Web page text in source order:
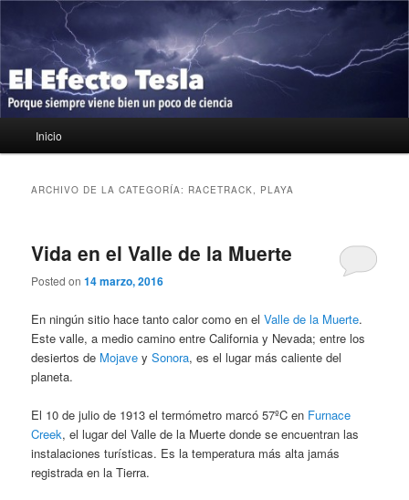
contenido
principal
contenido
secundario
El Efecto Tesla
Porque siempre viene bien un poco de ciencia
principal
Inicio
ARCHIVO DE LA CATEGORÍA: RACETRACK, PLAYA
Vida en el Valle de la Muerte
Posted on14 marzo, 2016
En ningún sitio hace tanto calor como en elValle de la Muerte.
Este valle, a medio camino entre California y Nevada; entre los
desiertos de Mojave ySonora, es el lugar más caliente del
planeta.
El 10 de julio de 1913 el termómetro marcó 57ºC en Furnace
Creek, el lugar del Valle de la Muerte donde se encuentran las
instalaciones turísticas. Es la temperatura más alta jamás
registrada en la Tierra.